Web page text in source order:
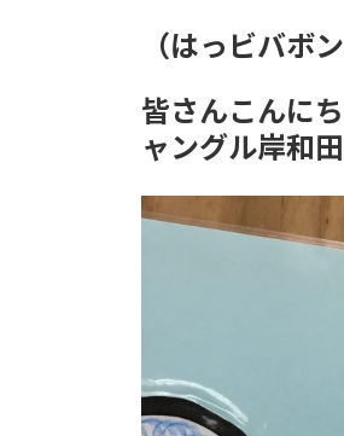
:
（はっビバボ
皆さんこんに
ャングル岸和